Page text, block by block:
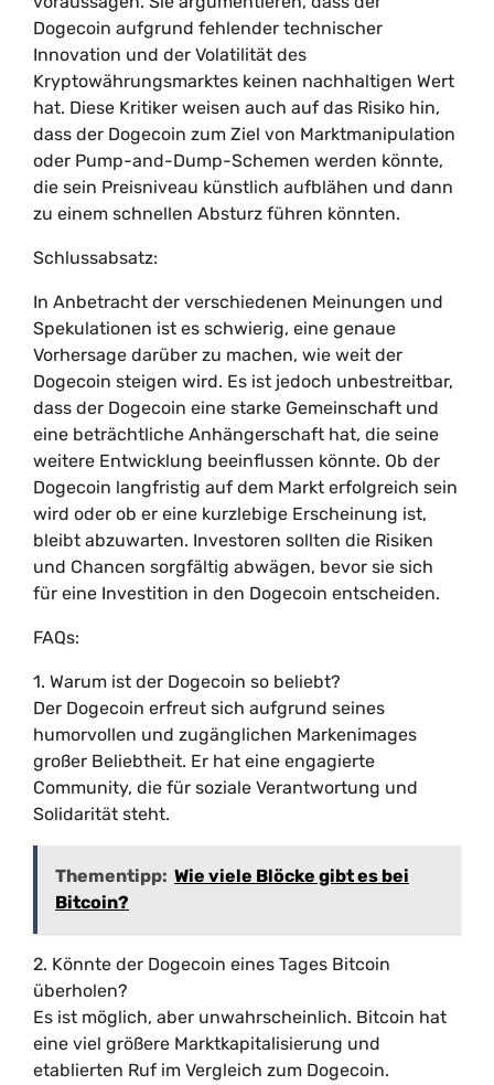
Dogecoin aufgrund fehlender technischer
Innovation und der Volatilität des
Kryptowährungsmarktes keinen nachhaltigen Wert
hat. Diese Kritiker weisen auch auf das Risiko hin,
dass der Dogecoin zum Ziel von Marktmanipulation
oder Pump-and-Dump-Schemen werden könnte,
die sein Preisniveau künstlich aufblähen und dann
zu einem schnellen Absturz führen könnten.
Schlussabsatz:
In Anbetracht der verschiedenen Meinungen und
Spekulationen ist es schwierig, eine genaue
Vorhersage darüber zu machen, wie weit der
Dogecoin steigen wird. Es ist jedoch unbestreitbar,
dass der Dogecoin eine starke Gemeinschaft und
eine beträchtliche Anhängerschaft hat, die seine
weitere Entwicklung beeinflussen könnte. Ob der
Dogecoin langfristig auf dem Markt erfolgreich sein
wird oder ob er eine kurzlebige Erscheinung ist,
bleibt abzuwarten. Investoren sollten die Risiken
und Chancen sorgfältig abwägen, bevor sie sich
für eine Investition in den Dogecoin entscheiden.
FAQs:
1. Warum ist der Dogecoin so beliebt?
Der Dogecoin erfreut sich aufgrund seines
humorvollen und zugänglichen Markenimages
großer Beliebtheit. Er hat eine engagierte
Community, die für soziale Verantwortung und
Solidarität steht.
Thementipp: Wie viele Blöcke gibt es bei
Bitcoin?
2. Könnte der Dogecoin eines Tages Bitcoin
überholen?
Es ist möglich, aber unwahrscheinlich. Bitcoin hat
eine viel größere Marktkapitalisierung und
etablierten Ruf im Vergleich zum Dogecoin.